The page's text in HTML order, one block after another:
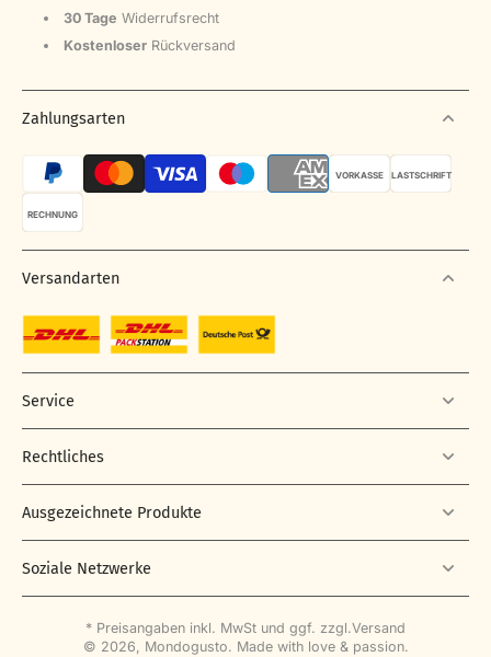
30 Tage Widerrufsrecht
KostenloserRückversand
Zahlungsarten
VORKASSE LASTSCHRIFT
RECHNUNG
Versandarten
Service
Rechtliches
Ausgezeichnete Produkte
Soziale Netzwerke
* Preisangaben inkl. MwSt und ggf. zzgl.Versand
© 2026, Mondogusto. Made with love & passion.